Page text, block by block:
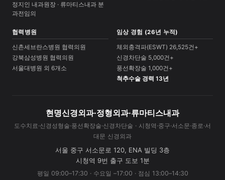
정지인 내과원장 · 류마티스내과 분
과전임의
협력병원
신촌세브란스병원 협력의원
강북삼성병원 협력의원
서울대병원 외 6개소
임상 경험 (26년 누적)
체외충격파(ESWT) 26,525건+
신경차단술 5,000건+
풍선확장술 1,000건+
척추수술 경력 13년
현명신경외과·정형외과·류마티스내과
도수치료·신경성형술·풍선확장술·신경차단술 · 시청역·중구·서소문·종로·서
대문 신경외과
서울 중구 서소문로 120, ENA 빌딩 3층
시청역 9번 출구 도보 1분
평일 09:00–17:30 · 수요일 –17:00 · 점심 13:00–14:30